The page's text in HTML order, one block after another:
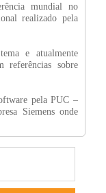
mundial no
realizado pela
e atualmente
sobre
pela PUC –
Siemens onde